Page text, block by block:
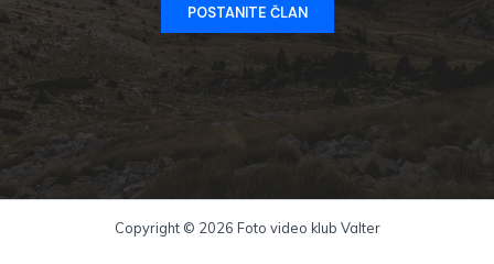
POSTANITE ČLAN
Copyright © 2026 Foto video klub Valter